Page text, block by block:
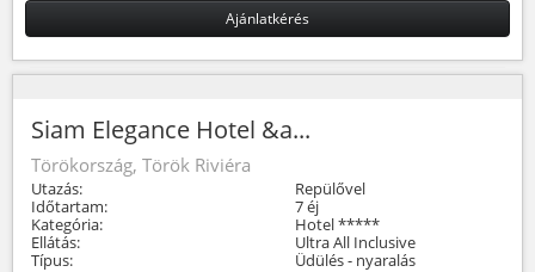
Ajánlatkérés
Siam Elegance Hotel &a...
Törökország, Török Riviéra
Utazás:
Repülővel
Időtartam:
7 éj
Kategória:
Hotel *****
Ellátás:
Ultra All Inclusive
Típus:
Üdülés - nyaralás